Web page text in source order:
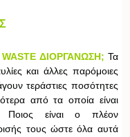
ΔΙΟΡΓΑΝΩΣΗ; Τα
και άλλες παρόμοιες
τεράστιες ποσότητες
από τα οποία είναι
Ποιος είναι ο πλέον
τους ώστε όλα αυτά